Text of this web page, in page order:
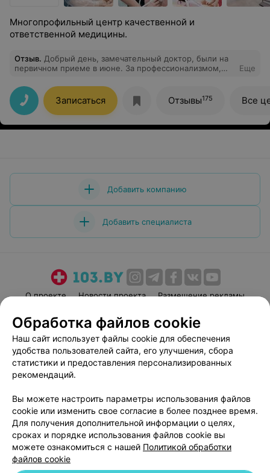
Многопрофильный центр качественной и
ответственной медицины.
Отзыв. Добрый день, замечательный доктор, были на
первичном приеме в июне. За профессионализмом,
подобранным лечением теперь только к Антонине
Андреевне.
Еще
Записаться Отзывы175 Все
Добавить компанию
Добавить специалиста
О проекте Новости проекта
Размещение рекламы
Пользовательское соглашение
Способы оплаты
Вакансии
Партнеры
Написать руководителю 103.by
Персональные настройки cookie
Обработка персональных данных
Обработка файлов cookie
Наш сайт использует файлы cookie для обеспечения
удобства пользователей сайта, его улучшения, сбора
статистики и предоставления персонализированных
рекомендаций.
Вы можете настроить параметры использования файлов
cookie или изменить свое согласие в более позднее время.
Для получения дополнительной информации о целях,
сроках и порядке использования файлов cookie вы
можете ознакомиться с нашей Политикой обработки
файлов cookie